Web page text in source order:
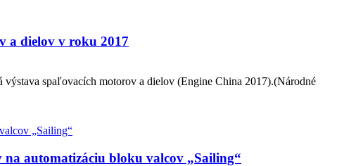
a dielov v roku 2017
spaľovacích motorov a dielov (Engine China 2017).(Národné
automatizáciu bloku valcov „Sailing“